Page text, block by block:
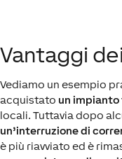
Vantaggi
Vediamo un esempio
acquistato un
locali. Tuttavia dopo
un’interruzione di
è più riavviato ed è